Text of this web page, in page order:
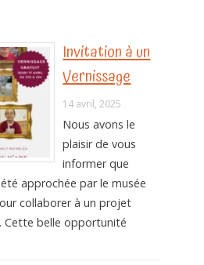
Invitation à un
Vernissage
14 avril, 2025
Nous avons le
plaisir de vous
informer que
approchée par le musée
collaborer à un projet
Cette belle opportunité